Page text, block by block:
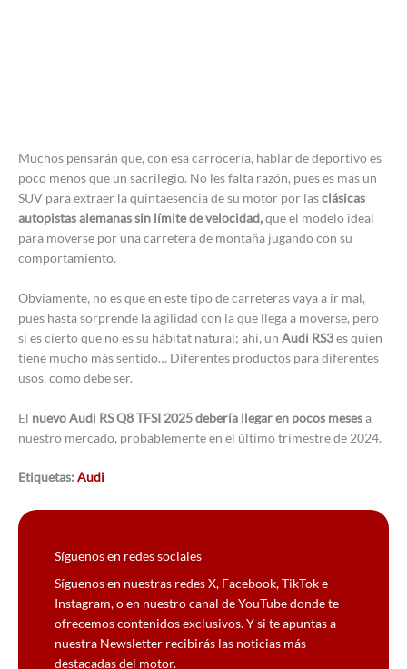
Muchos pensarán que, con esa carrocería, hablar de deportivo es
poco menos que un sacrilegio. No les falta razón, pues es más un
SUV para extraer la quintaesencia de su motor por lasclásicas
autopistas alemanas sin límite de velocidad,que el modelo ideal
para moverse por una carretera de montaña jugando con su
comportamiento.
Obviamente, no es que en este tipo de carreteras vaya a ir mal,
pues hasta sorprende la agilidad con la que llega a moverse, pero
sí es cierto que no es su hábitat natural; ahí, un Audi RS3es quien
tiene mucho más sentido… Diferentes productos para diferentes
usos, como debe ser.
El nuevo Audi RS Q8 TFSI 2025 debería llegar en pocos mesesa
nuestro mercado, probablemente en el último trimestre de 2024.
Etiquetas: Audi
Síguenos en redes sociales
Síguenos en nuestras redes X, Facebook, TikTok e
Instagram, o en nuestro canal de YouTube donde te
ofrecemos contenidos exclusivos. Y si te apuntas a
nuestra Newsletter recibirás las noticias más
destacadas del motor.